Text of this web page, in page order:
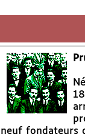
neuf fondateurs